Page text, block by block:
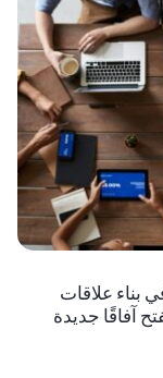
بناء علاقات
آفاقًا جديدة